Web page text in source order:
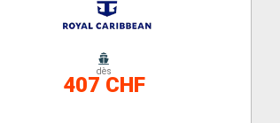
dès
407 CHF